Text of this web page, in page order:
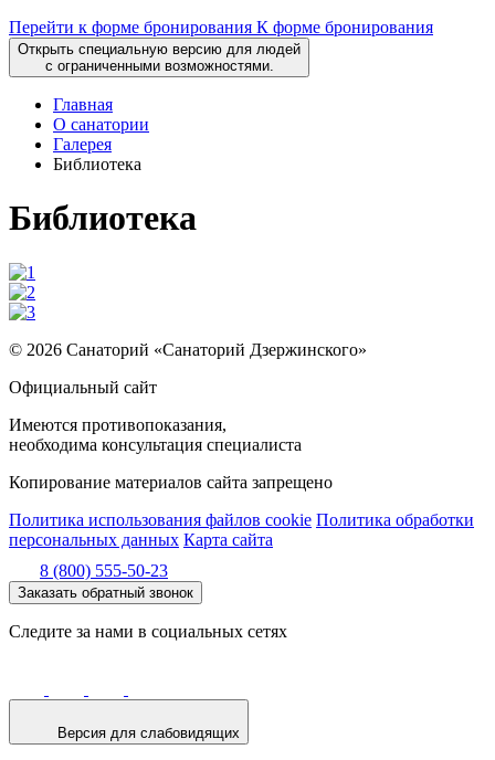
Перейти к форме бронирования К форме бронирования
Открыть специальную версию для людей
с ограниченными возможностями.
Главная
О санатории
Галерея
Библиотека
Библиотека
© 2026 Санаторий «Санаторий Дзержинского»
Официальный сайт
Имеются противопоказания,
необходима консультация специалиста
Копирование материалов сайта запрещено
Политика использования файлов cookie Политика обработки
персональных данных Карта сайта
8 (800) 555-50-23
Заказать обратный звонок
Следите за нами в социальных сетях
Версия для слабовидящих